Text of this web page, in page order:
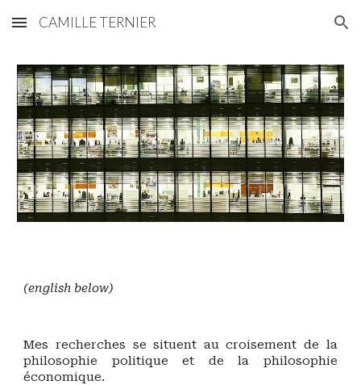
Skip to main content Skip to navigation
CAMILLE TERNIER
(english below)
Mes recherches se situent au croisement de la
philosophie politique et de la philosophie
économique.